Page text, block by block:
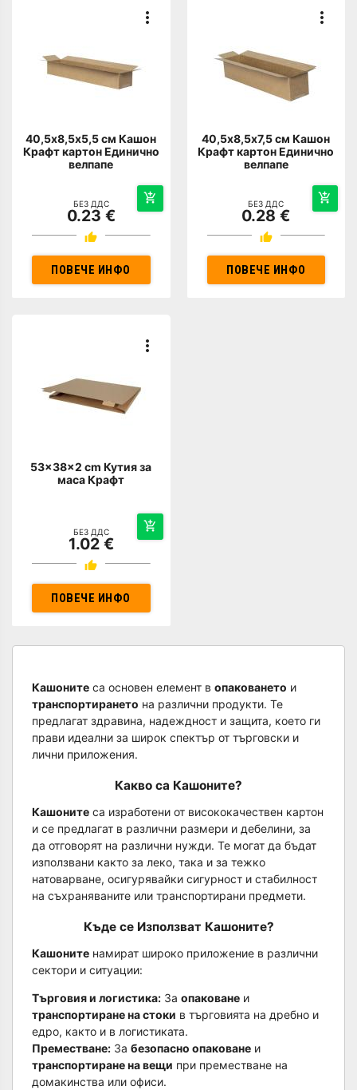
40,5х8,5х5,5 см Кашон
Крафт картон Единично
велпапе
БЕЗ ДДС
0.23 €
ПОВЕЧЕ ИНФО
40,5х8,5х7,5 см Кашон
Крафт картон Единично
велпапе
БЕЗ ДДС
0.28 €
ПОВЕЧЕ ИНФО
53x38x2 cm Кутия за
маса Крафт
БЕЗ ДДС
1.02 €
ПОВЕЧЕ ИНФО
Кашонитеса основен елемент в опаковането и
транспортирането на различни продукти. Те
предлагат здравина, надеждност и защита, което ги
прави идеални за широк спектър от търговски и
лични приложения.
Какво са Кашоните?
Кашонитеса изработени от висококачествен картон
и се предлагат в различни размери и дебелини, за
да отговорят на различни нужди. Те могат да бъдат
използвани както за леко, така и за тежко
натоварване, осигурявайки сигурност и стабилност
на съхраняваните или транспортирани предмети.
Къде се Използват Кашоните?
Кашонитенамират широко приложение в различни
сектори и ситуации:
Търговия и логистика:За опакованеи
транспортиране на стоки в търговията на дребно и
едро, както и в логистиката.
Преместване:За безопасно опакованеи
транспортиране на вещи при преместване на
домакинства или офиси.